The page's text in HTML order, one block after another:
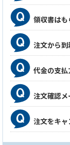
領収書はも
注文から到
代金の支払
注文確認
注文をキ